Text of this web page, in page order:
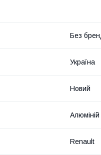
Без
Україна
Новий
Алюміній
Renault